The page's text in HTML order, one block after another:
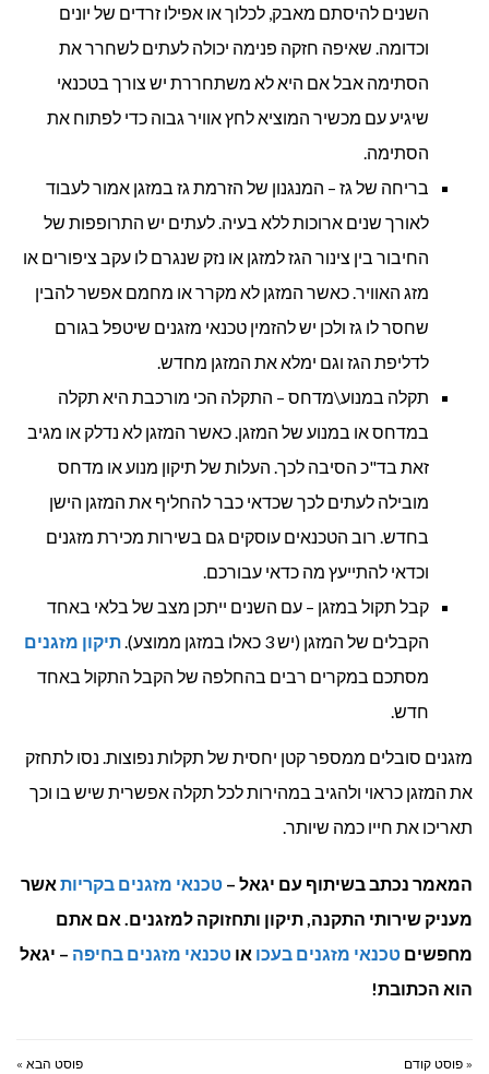
השנים להיסתם מאבק, לכלוך או אפילו זרדים של יונים
וכדומה. שאיפה חזקה פנימה יכולה לעתים לשחרר את
הסתימה אבל אם היא לא משתחררת יש צורך בטכנאי
שיגיע עם מכשיר המוציא לחץ אוויר גבוה כדי לפתוח את
הסתימה.
בריחה של גז – המנגנון של הזרמת גז במזגן אמור לעבוד
לאורך שנים ארוכות ללא בעיה. לעתים יש התרופפות של
החיבור בין צינור הגז למזגן או נזק שנגרם לו עקב ציפורים או
מזג האוויר. כאשר המזגן לא מקרר או מחמם אפשר להבין
שחסר לו גז ולכן יש להזמין טכנאי מזגנים שיטפל בגורם
לדליפת הגז וגם ימלא את המזגן מחדש.
תקלה במנוע\מדחס – התקלה הכי מורכבת היא תקלה
במדחס או במנוע של המזגן. כאשר המזגן לא נדלק או מגיב
זאת בד"כ הסיבה לכך. העלות של תיקון מנוע או מדחס
מובילה לעתים לכך שכדאי כבר להחליף את המזגן הישן
בחדש. רוב הטכנאים עוסקים גם בשירות מכירת מזגנים
וכדאי להתייעץ מה כדאי עבורכם.
קבל תקול במזגן – עם השנים ייתכן מצב של בלאי באחד
הקבלים של המזגן (יש 3 כאלו במזגן ממוצע).
תיקון מזגנים
מסתכם במקרים רבים בהחלפה של הקבל התקול באחד
חדש.
מזגנים סובלים ממספר קטן יחסית של תקלות נפוצות. נסו לתחזק
את המזגן כראוי ולהגיב במהירות לכל תקלה אפשרית שיש בו וכך
תאריכו את חייו כמה שיותר.
המאמר נכתב בשיתוף עם יגאל – טכנאי מזגנים בקריות אשר
מעניק שירותי התקנה, תיקון ותחזוקה למזגנים. אם אתם
מחפשים טכנאי מזגנים בעכו או טכנאי מזגנים בחיפה – יגאל
הוא הכתובת!
« פוסט קודם פוסט הבא »